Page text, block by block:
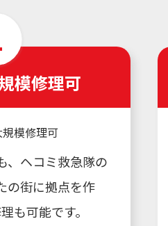
模修理可
、ヘコミ救急隊の
の街に拠点を作
も可能です。